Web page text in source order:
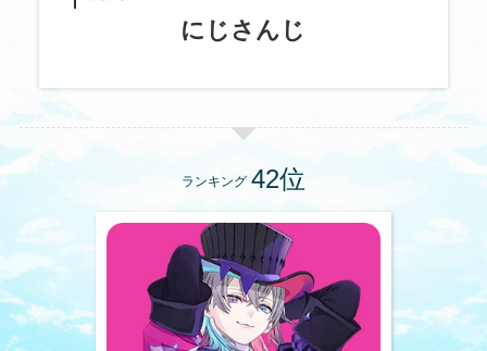
にじさんじ
ランキング